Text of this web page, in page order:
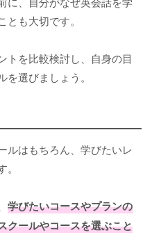
も大切です。
トを比較検討し、自身の目
選びましょう。
ルはもちろん、学びたいレ
学びたいコースやプランの
クールやコースを選ぶこと